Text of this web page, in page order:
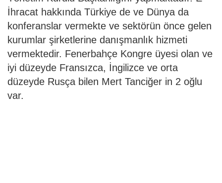
İhracat hakkında Türkiye de ve Dünya da
konferanslar vermekte ve sektörün önce gelen
kurumlar şirketlerine danışmanlık hizmeti
vermektedir. Fenerbahçe Kongre üyesi olan ve
iyi düzeyde Fransızca, İngilizce ve orta
düzeyde Rusça bilen Mert Tanciğer in 2 oğlu
var.